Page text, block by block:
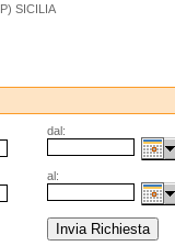
SICILIA
dal:
al: